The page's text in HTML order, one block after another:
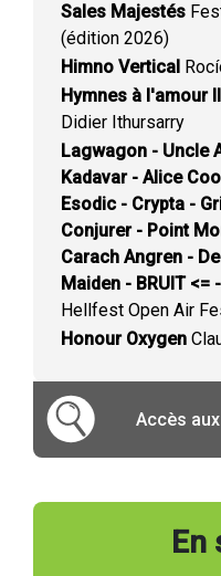
Sales Majestés
(édition 2026)
Himno Vertical
Hymnes à l'amour
Didier Ithursarry
Lagwagon - Uncle
Kadavar - Alice
Esodic - Crypta -
Conjurer - Point
Carach Angren -
Maiden - BRUIT
Hellfest Open Air
Honour Oxygen
Accès
En